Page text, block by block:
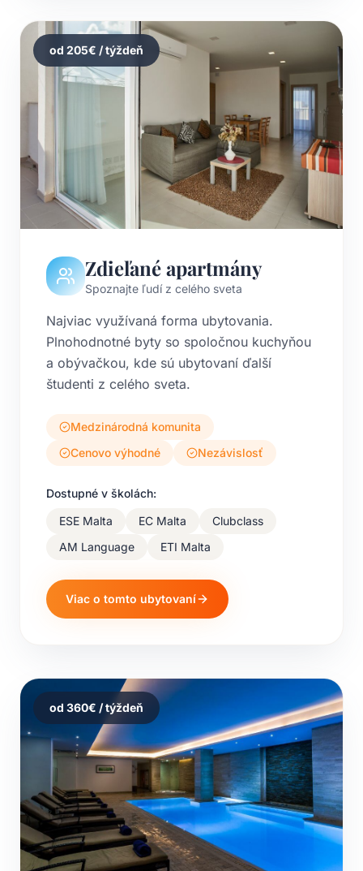
od 205€ / týždeň
Zdieľané apartmány
Spoznajte ľudí z celého sveta
Najviac využívaná forma ubytovania.
Plnohodnotné byty so spoločnou kuchyňou
a obývačkou, kde sú ubytovaní ďalší
študenti z celého sveta.
Medzinárodná komunita
Cenovo výhodné
Nezávislosť
Dostupné v školách:
ESE Malta
EC Malta
Clubclass
AM Language
ETI Malta
Viac o tomto ubytovaní
od 360€ / týždeň